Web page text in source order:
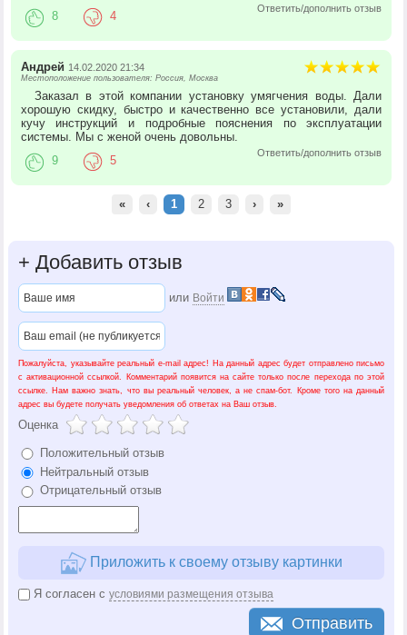
Ответить/дополнить отзыв
8 4
Андрей 14.02.2020 21:34
Местоположение пользователя: Россия, Москва
Заказал в этой компании установку умягчения воды. Дали
хорошую скидку, быстро и качественно все установили, дали
кучу инструкций и подробные пояснения по эксплуатации
системы. Мы с женой очень довольны.
Ответить/дополнить отзыв
9 5
« ‹ 1 2 3 › »
+ Добавить отзыв
или Войти
Пожалуйста, указывайте реальный e-mail адрес! На данный адрес будет отправлено письмо
с активационной ссылкой. Комментарий появится на сайте только после перехода по этой
ссылке. Нам важно знать, что вы реальный человек, а не спам-бот. Кроме того на данный
адрес вы будете получать уведомления об ответах на Ваш отзыв.
Оценка
Положительный отзыв
Нейтральный отзыв
Отрицательный отзыв
Приложить к своему отзыву картинки
Я согласен с условиями размещения отзыва
Отправить